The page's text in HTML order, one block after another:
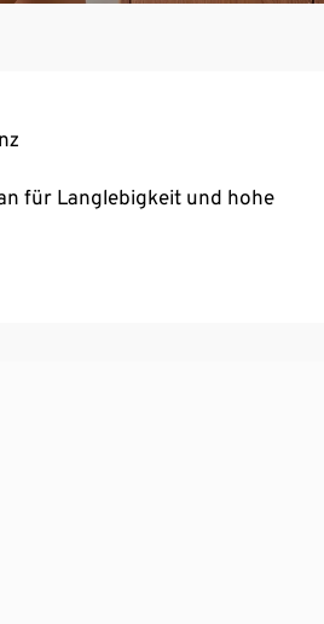
für Langlebigkeit und hohe